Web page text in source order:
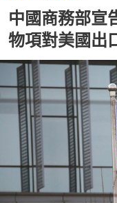
中國商務部宣
物項對美國出